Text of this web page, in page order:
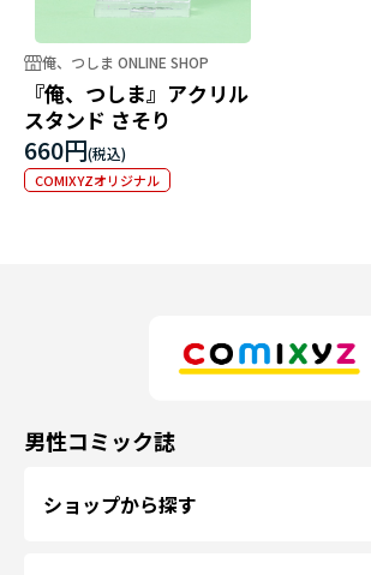
俺、つしま ONLINE SHOP
『俺、つしま』アクリル
スタンド さそり
660円
COMIXYZオリジナル
男性コミック誌
ショップから探す